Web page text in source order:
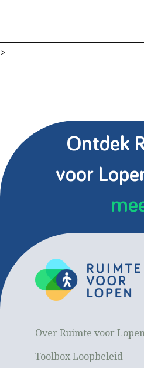
>
Ontdek
voor
Over Ruimte voor
Toolbox Loopbeleid